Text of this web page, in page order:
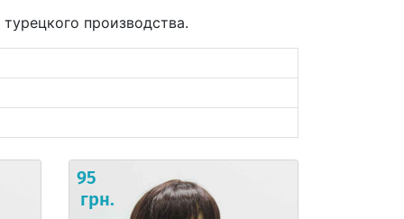
производства.
95
грн.